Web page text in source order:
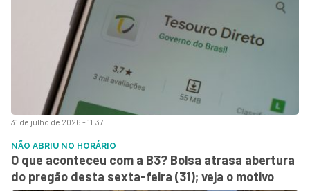
31 de julho de 2026 - 11:37
NÃO ABRIU NO HORÁRIO
O que aconteceu com a B3? Bolsa atrasa abertura
do pregão desta sexta-feira (31); veja o motivo